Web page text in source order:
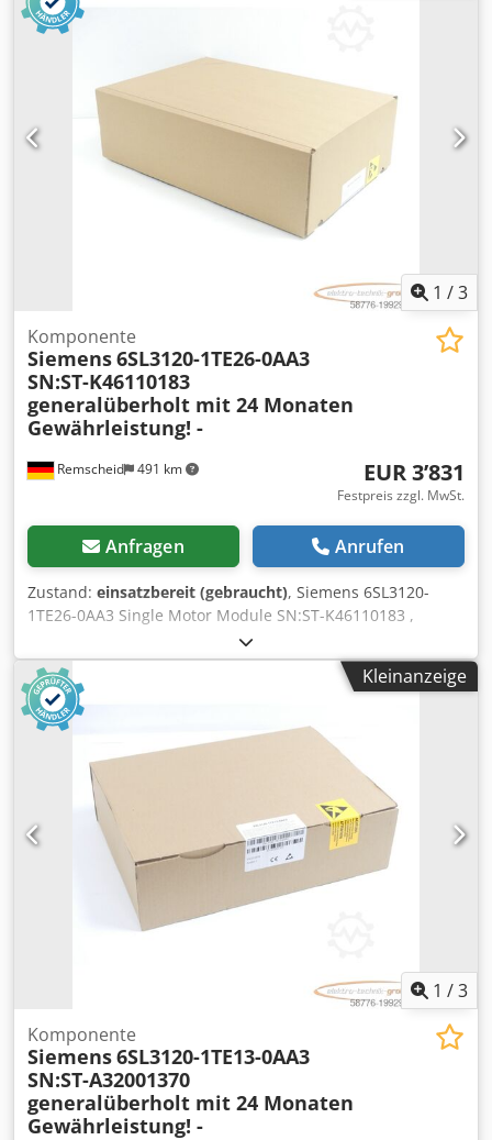
1 /3
Remscheid 491 km
Komponente
Siemens6SL3120-1TE26-0AA3
SN:ST-K46110183
generalüberholt mit 24 Monaten
Gewährleistung! -
EUR 3’831
Festpreis zzgl. MwSt.
Anfragen Anrufen
Zustand: einsatzbereit (gebraucht), Siemens 6SL3120-
1TE26-0AA3 Single Motor Module SN:ST-K46110183 ,
fachgerecht komplett überholt und getestet mit 24
Monaten Gewährleistung, 100% funktionsfähig,
Lieferumfang gem. Fotos,Für diesen Artikel gelten nicht die
vereinbarten Verkaufsrabatte. Preis bitte separat erfragen!
Chedpfx Akjxahacj Aoa
Kleinanzeige
1 /3
Komponente
Siemens6SL3120-1TE13-0AA3
SN:ST-A32001370
generalüberholt mit 24 Monaten
Gewährleistung! -